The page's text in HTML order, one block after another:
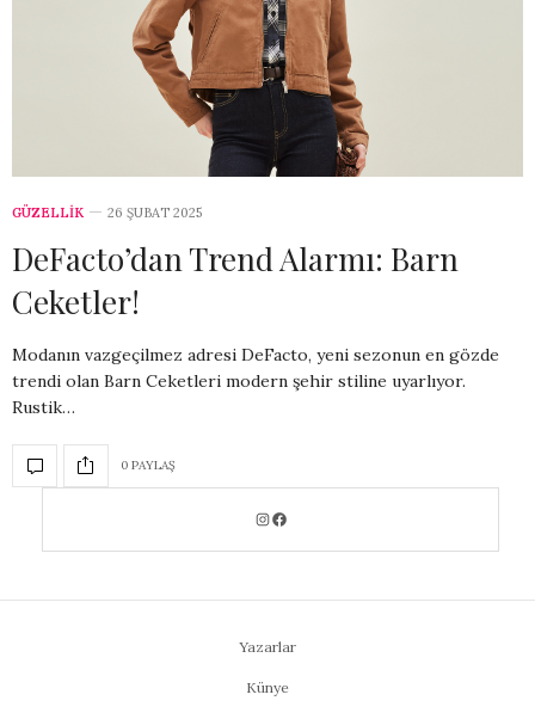
GÜZELLİK 26 ŞUBAT 2025
DeFacto’dan Trend Alarmı: Barn
Ceketler!
Modanın vazgeçilmez adresi DeFacto, yeni sezonun en gözde
trendi olan Barn Ceketleri modern şehir stiline uyarlıyor.
Rustik…
0 PAYLAŞ
Yazarlar
Künye